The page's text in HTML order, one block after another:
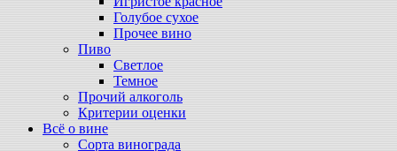
Голубое сухое
Прочее вино
Пиво
Светлое
Темное
Прочий алкоголь
Критерии оценки
Всё о вине
Сорта винограда